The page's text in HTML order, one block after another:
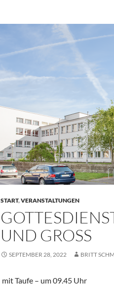
START,VERANSTALTUNGEN
UND GROSS
SEPTEMBER 28, 2022 BRITT
mit Taufe – um 09.45 Uhr